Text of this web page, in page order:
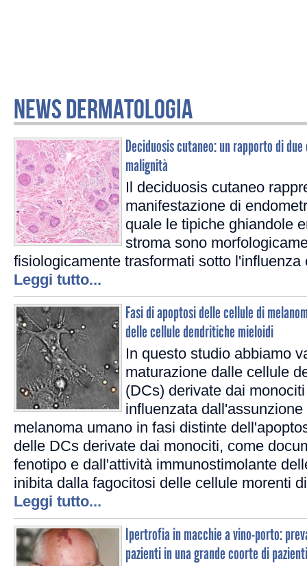
NEWS DERMATOLOGIA
Deciduosis cutaneo: un rapporto di
malignità
Il deciduosis cutaneo
manifestazione di
quale le tipiche ghiandole
stroma sono
fisiologicamente trasformati sotto l'influenza
Leggi tutto...
Fasi di apoptosi delle cellule di
delle cellule dendritiche mieloidi
In questo studio abbiamo
maturazione dalle cellule
(DCs) derivate dai
influenzata
melanoma umano in fasi distinte
delle DCs derivate dai monociti, come
fenotipo e dall'attività immunostimolante
inibita dalla fagocitosi delle cellule morenti
Leggi tutto...
Ipertrofia in macchie a vino-porto:
pazienti in una grande coorte di pazienti